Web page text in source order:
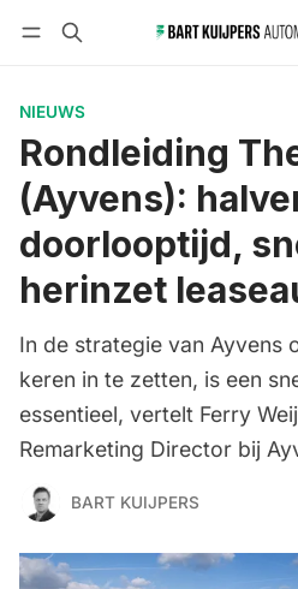
NIEUWS
Rondleiding
(Ayvens):
doorlooptijd,
herinzet
In de strategie van Ayvens
keren in te zetten, is een
essentieel, vertelt Ferry
Remarketing Director bij
BART KUIJPERS